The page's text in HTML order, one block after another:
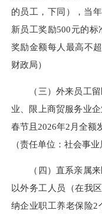
的员工，下同），当
新员工奖励500元的
奖励金额每人最高不
财政局）
（三）外来员工留
业、限上商贸服务业
春节且2026年2月全额
（责任单位：社会事业
（四）直系亲属来
以外务工人员（在我
纳企业职工养老保险2